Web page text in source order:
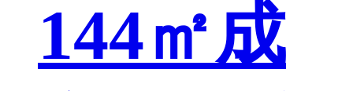
144㎡成